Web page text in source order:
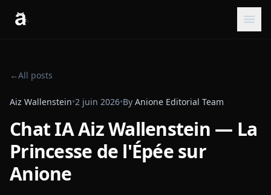
←All posts
Aiz Wallenstein•2 juin 2026•By Anione Editorial Team
Chat IA Aiz Wallenstein — La
Princesse de l'Épée sur
Anione